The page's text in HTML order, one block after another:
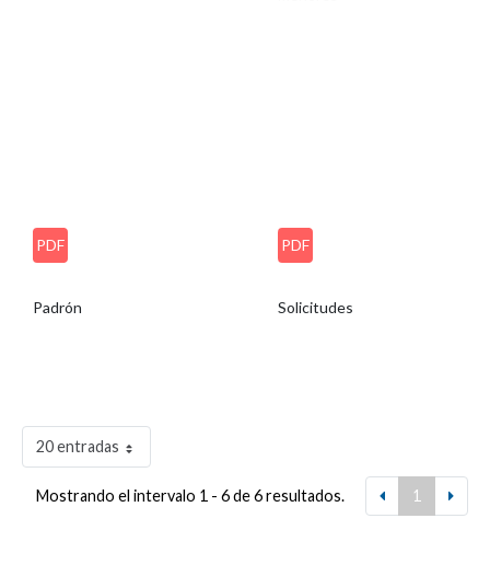
PDF
Padrón
PDF
Solicitudes
20 entradas
Mostrando el intervalo 1 - 6 de 6 resultados. 1